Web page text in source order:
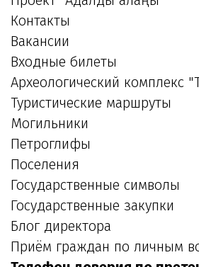
Контакты
Вакансии
Входные билеты
Археологический комплекс
Туристические маршруты
Могильники
Петроглифы
Поселения
Государственные символы
Государственные закупки
Блог директора
Приём граждан по личным